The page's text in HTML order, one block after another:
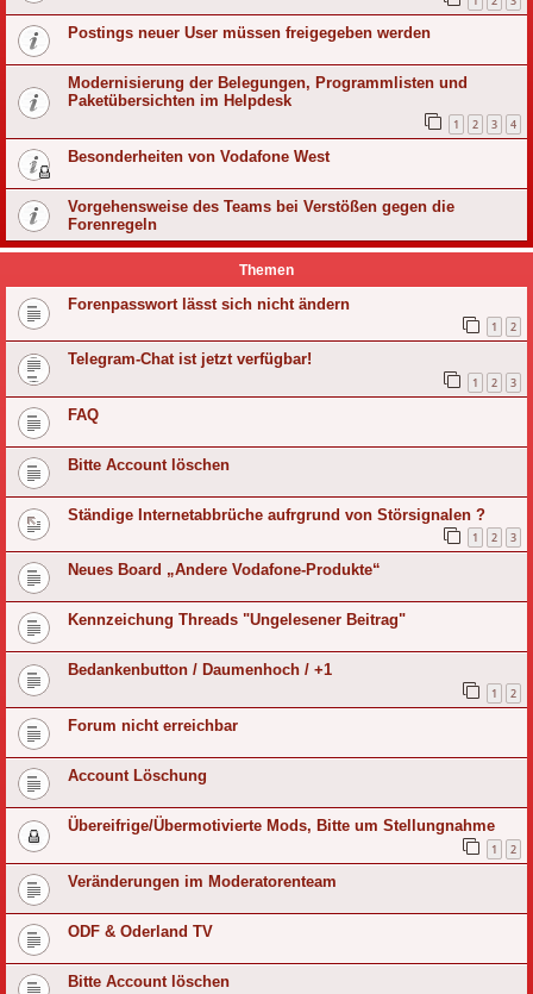
Postings neuer User müssen freigegeben werden
Modernisierung der Belegungen, Programmlisten und
Paketübersichten im Helpdesk
1 2 3 4
Besonderheiten von Vodafone West
Vorgehensweise des Teams bei Verstößen gegen die
Forenregeln
Themen
Forenpasswort lässt sich nicht ändern
1 2
Telegram-Chat ist jetzt verfügbar!
1 2 3
FAQ
Bitte Account löschen
Ständige Internetabbrüche aufrgrund von Störsignalen ?
1 2 3
Neues Board „Andere Vodafone-Produkte“
Kennzeichung Threads "Ungelesener Beitrag"
Bedankenbutton / Daumenhoch / +1
1 2
Forum nicht erreichbar
Account Löschung
Übereifrige/Übermotivierte Mods, Bitte um Stellungnahme
1 2
Veränderungen im Moderatorenteam
ODF & Oderland TV
Bitte Account löschen